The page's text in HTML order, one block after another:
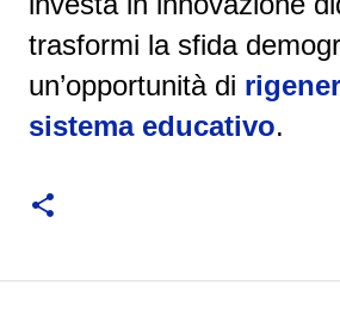
trasformi la sfida
un’opportunità di
sistema educativo.